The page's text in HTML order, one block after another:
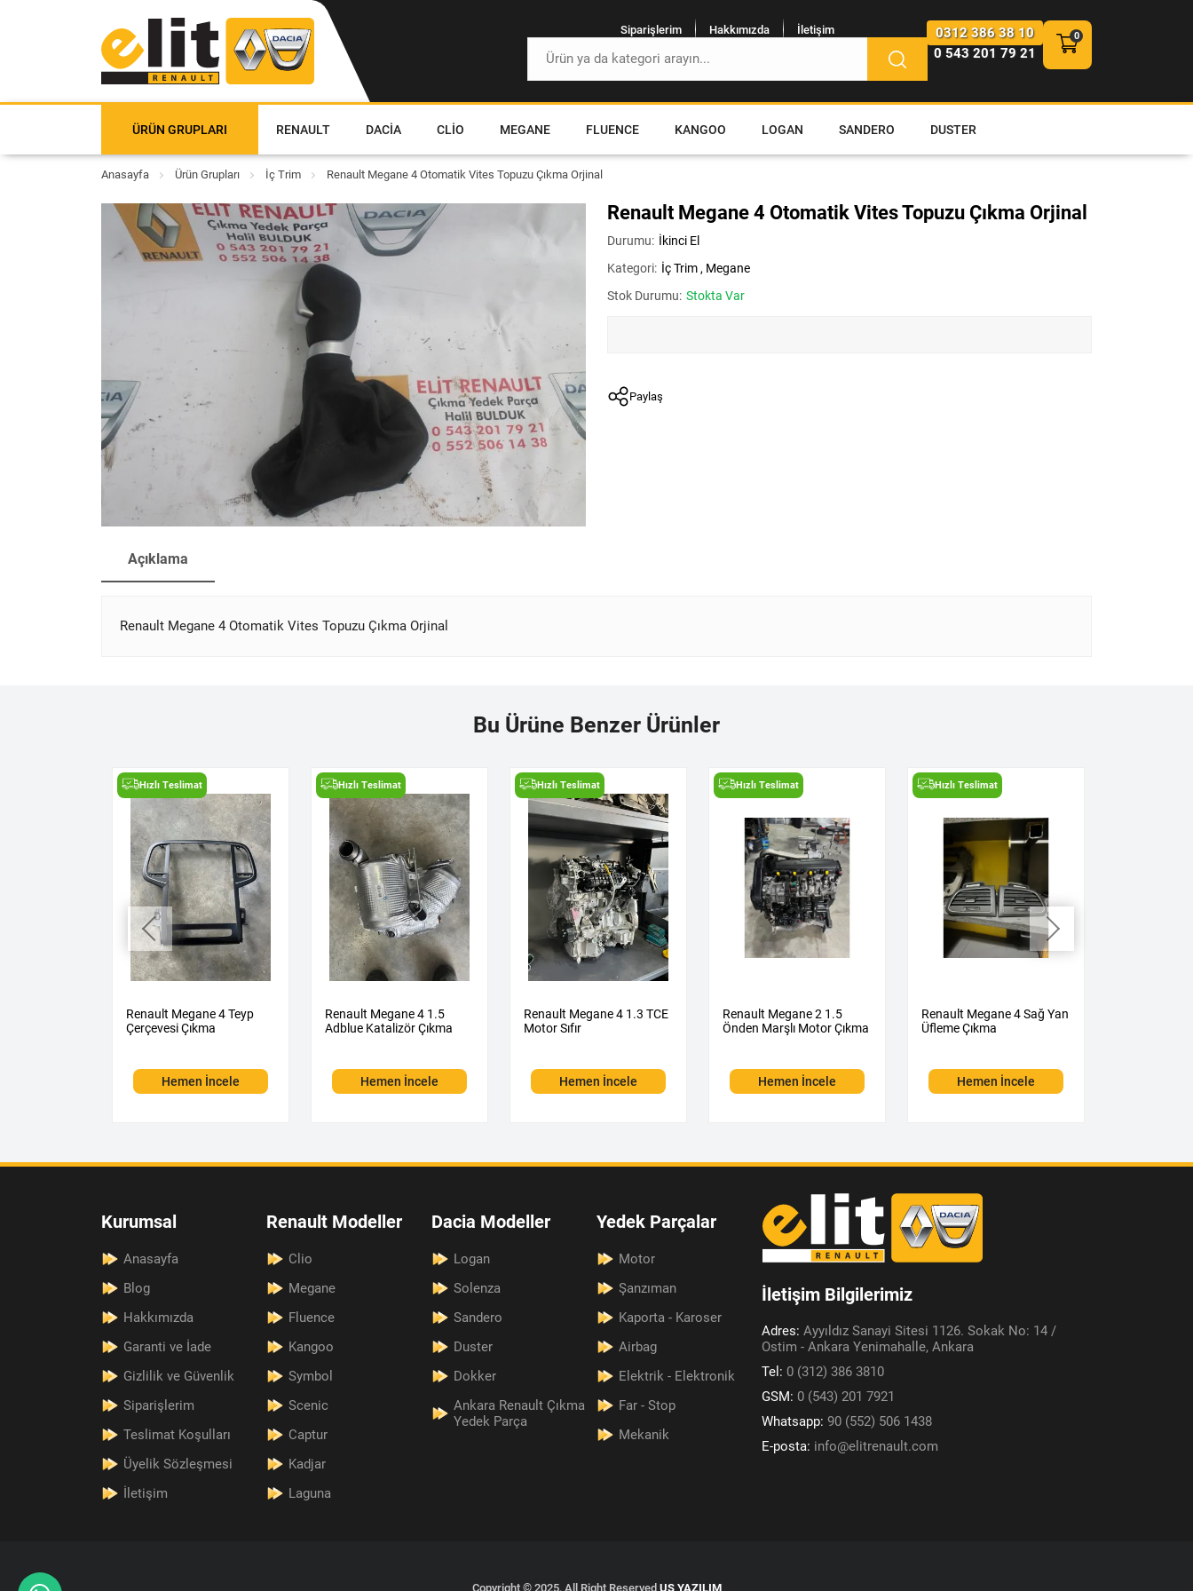
Siparişlerim Hakkımızda İletişim
0312 386 38 10
0 543 201 79 21
ÜRÜN GRUPLARI RENAULT DACIA CLIO MEGANE FLUENCE KANGOO LOGAN SANDERO DUSTER
Anasayfa Ürün Grupları İç Trim Renault Megane 4 Otomatik Vites Topuzu Çıkma Orjinal
Renault Megane 4 Otomatik Vites Topuzu Çıkma Orjinal
Durumu: İkinci El
Kategori: İç Trim , Megane
Stok Durumu: Stokta Var
Paylaş
Açıklama
Renault Megane 4 Otomatik Vites Topuzu Çıkma Orjinal
Bu Ürüne Benzer Ürünler
Hızlı Teslimat
Renault Megane 4 Teyp
Çerçevesi Çıkma
Hemen İncele
Hızlı Teslimat
Renault Megane 4 1.5
Adblue Katalizör Çıkma
Hemen İncele
Hızlı Teslimat
Renault Megane 4 1.3 TCE
Motor Sıfır
Hemen İncele
Hızlı Teslimat
Renault Megane 2 1.5
Önden Marşlı Motor Çıkma
Hemen İncele
Hızlı Teslimat
Renault Megane 4 Sağ Yan
Üfleme Çıkma
Hemen İncele
Kurumsal
Anasayfa
Blog
Hakkımızda
Garanti ve İade
Gizlilik ve Güvenlik
Siparişlerim
Teslimat Koşulları
Üyelik Sözleşmesi
İletişim
Renault Modeller
Clio
Megane
Fluence
Kangoo
Symbol
Scenic
Captur
Kadjar
Laguna
Dacia Modeller
Logan
Solenza
Sandero
Duster
Dokker
Ankara Renault Çıkma
Yedek Parça
Yedek Parçalar
Motor
Şanzıman
Kaporta - Karoser
Airbag
Elektrik - Elektronik
Far - Stop
Mekanik
İletişim Bilgilerimiz
Adres: Ayyıldız Sanayi Sitesi 1126. Sokak No: 14 /
Ostim - Ankara Yenimahalle, Ankara
Tel: 0 (312) 386 3810
GSM: 0 (543) 201 7921
Whatsapp: 90 (552) 506 1438
E-posta: info@elitrenault.com
Copyright © 2025, All Right Reserved US YAZILIM